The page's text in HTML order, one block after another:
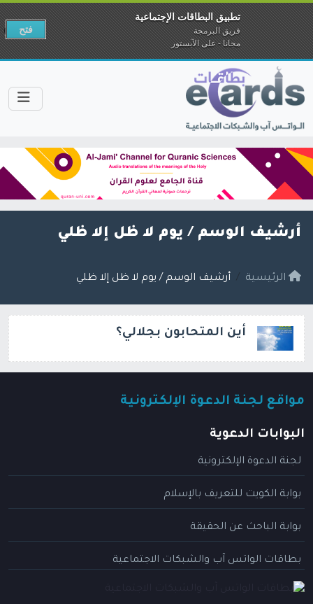
أرشيف الوسم / يوم لا ظل إلا ظلي
الرئيسية أرشيف الوسم / يوم لا ظل إلا ظلي
أين المتحابون بجلالي؟
مواقع لجنة الدعوة الإلكترونية
البوابات الدعوية
لجنة الدعوة الإلكترونية
بوابة الكويت للتعريف بالإسلام
بوابة الباحث عن الحقيقة
بطاقات الواتس آب والشبكات الاجتماعية
تطبيق البطاقات الإجتماعية
فريق البرمجة
مجانا - على الآبستور
فتح